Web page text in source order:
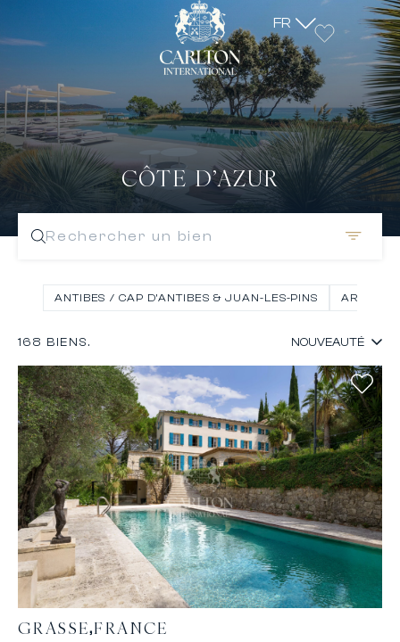
FR
Rechercher un bien
CÔTE D’AZUR
ANTIBES / CAP D’ANTIBES & JUAN-LES-PINS
168 BIENS.
GRASSE FRANCE